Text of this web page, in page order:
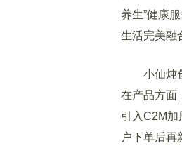
养生”健康
生活完美融
小仙炖创
在产品方面
引入C2M加
户下单后再